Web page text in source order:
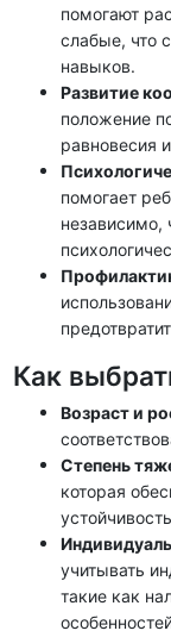
помогают
слабые, что
навыков.
Развитие
положение
равновесия
помогает
независимо,
Как
Возраст и
Степень
которая
учитывать
такие как